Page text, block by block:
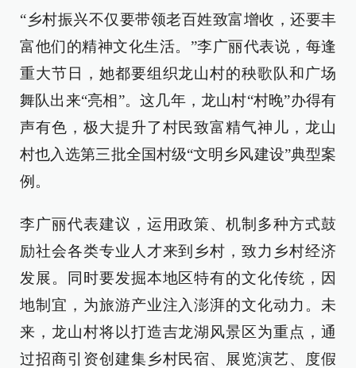
“乡村振兴不仅要带领老百姓致富增收，还要丰
富他们的精神文化生活。”李广丽代表说，每逢
重大节日，她都要组织龙山村的秧歌队和广场
舞队出来“亮相”。这几年，龙山村“村晚”办得有
声有色，极大提升了村民致富精气神儿，龙山
村也入选第三批全国村级“文明乡风建设”典型案
例。
李广丽代表建议，运用政策、机制多种方式鼓
励社会各类专业人才来到乡村，致力乡村经济
发展。同时要发掘本地区特有的文化传统，因
地制宜，为旅游产业注入澎湃的文化动力。未
来，龙山村将以打造吉龙湖风景区为重点，通
过招商引资创建集乡村民宿、展览演艺、度假